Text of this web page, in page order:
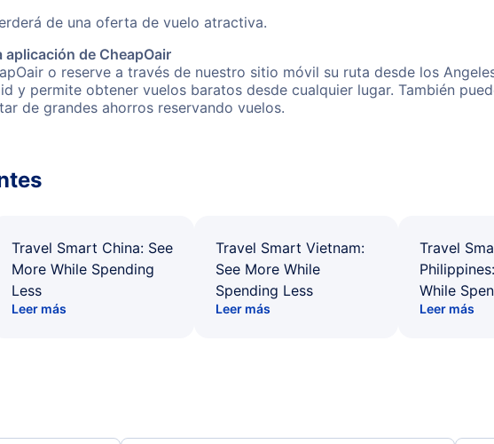
de una oferta de vuelo atractiva.
aplicación de CheapOair
o reserve a través de nuestro sitio móvil su ruta desde los
y permite obtener vuelos baratos desde cualquier lugar. También
de grandes ahorros reservando vuelos.
Travel Smart China: See
More While Spending
Less
Leer más
Travel Smart Vietnam:
See More While
Spending Less
Leer más
Travel
While
Leer más